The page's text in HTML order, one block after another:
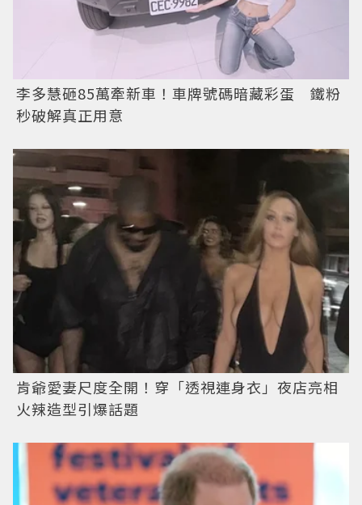
李多慧砸85萬牽新車！車牌號碼暗藏彩蛋 鐵粉
秒破解真正用意
肯爺愛妻尺度全開！穿「透視連身衣」夜店亮相
火辣造型引爆話題